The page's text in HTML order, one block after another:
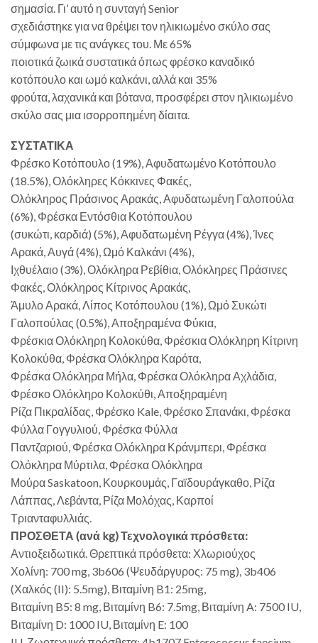
σημασία. Γι’ αυτό η συνταγή Senior
σχεδιάστηκε για να θρέψει τον ηλικιωμένο σκύλο σας
σύμφωνα με τις ανάγκες του. Με 65%
ποιοτικά ζωικά συστατικά όπως φρέσκο καναδικό
κοτόπουλο και ωμό καλκάνι, αλλά και 35%
φρούτα, λαχανικά και βότανα, προσφέρει στον ηλικιωμένο
σκύλο σας μια ισορροπημένη δίαιτα.
ΣΥΣΤΑΤΙΚΑ
Φρέσκο Κοτόπουλο (19%), Αφυδατωμένο Κοτόπουλο
(18.5%), Ολόκληρες Κόκκινες Φακές,
Ολόκληρος Πράσινος Αρακάς, Αφυδατωμένη Γαλοπούλα
(6%), Φρέσκα Εντόσθια Κοτόπουλου
(συκώτι, καρδιά) (5%), Αφυδατωμένη Ρέγγα (4%), Ίνες
Αρακά, Αυγά (4%), Ωμό Καλκάνι (4%),
Ιχθυέλαιο (3%), Ολόκληρα Ρεβίθια, Ολόκληρες Πράσινες
Φακές, Ολόκληρος Κίτρινος Αρακάς,
Άμυλο Αρακά, Λίπος Κοτόπουλου (1%), Ωμό Συκώτι
Γαλοπούλας (0.5%), Αποξηραμένα Φύκια,
Φρέσκια Ολόκληρη Κολοκύθα, Φρέσκια Ολόκληρη Κίτρινη
Κολοκύθα, Φρέσκα Ολόκληρα Καρότα,
Φρέσκα Ολόκληρα Μήλα, Φρέσκα Ολόκληρα Αχλάδια,
Φρέσκο Ολόκληρο Κολοκύθι, Αποξηραμένη
Ρίζα Πικραλίδας, Φρέσκο Kale, Φρέσκο Σπανάκι, Φρέσκα
Φύλλα Γογγυλιού, Φρέσκα Φύλλα
Παντζαριού, Φρέσκα Ολόκληρα Κράνμπερι, Φρέσκα
Ολόκληρα Μύρτιλα, Φρέσκα Ολόκληρα
Μούρα Saskatoon, Κουρκουμάς, Γαϊδουράγκαθο, Ρίζα
Λάππας, Λεβάντα, Ρίζα Μολόχας, Καρποί
Τριανταφυλλιάς.
ΠΡΟΣΘΕΤΑ (ανά kg) Τεχνολογικά πρόσθετα:
Αντιοξειδωτικά. Θρεπτικά πρόσθετα: Χλωριούχος
Χολίνη: 700 mg, 3b606 (Ψευδάργυρος: 75 mg), 3b406
(Χαλκός (II): 5.5mg), Βιταμίνη B1: 25mg,
Βιταμίνη B5: 8 mg, Βιταμίνη B6: 7.5mg, Βιταμίνη A: 7500 IU,
Βιταμίνη D: 1000 IU, Βιταμίνη E: 100